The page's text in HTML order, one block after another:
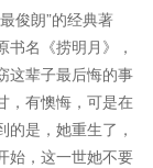
俊朗”的经典著
名《捞明月》，
这辈子最后悔的事
，有懊悔，可是在
是，她重生了，
始，这一世她不要